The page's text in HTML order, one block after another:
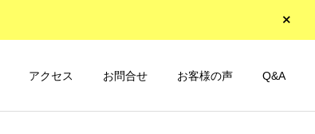
アクセス お問合せ お客様の声 Q&A